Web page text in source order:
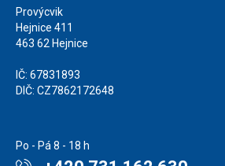
Provýcvik
Hejnice 411
463 62 Hejnice
IČ: 67831893
DIČ: CZ7862172648
Po - Pá 8 - 18 h